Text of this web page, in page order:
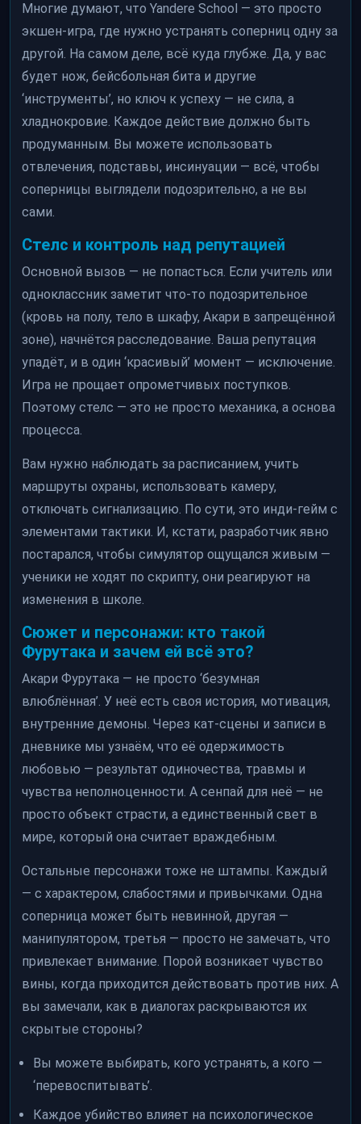
Многие думают, что Yandere School — это просто
экшен-игра, где нужно устранять соперниц одну за
другой. На самом деле, всё куда глубже. Да, у вас
будет нож, бейсбольная бита и другие
‘инструменты’, но ключ к успеху — не сила, а
хладнокровие. Каждое действие должно быть
продуманным. Вы можете использовать
отвлечения, подставы, инсинуации — всё, чтобы
соперницы выглядели подозрительно, а не вы
сами.
Стелс и контроль над репутацией
Основной вызов — не попасться. Если учитель или
одноклассник заметит что-то подозрительное
(кровь на полу, тело в шкафу, Акари в запрещённой
зоне), начнётся расследование. Ваша репутация
упадёт, и в один ‘красивый’ момент — исключение.
Игра не прощает опрометчивых поступков.
Поэтому стелс — это не просто механика, а основа
процесса.
Вам нужно наблюдать за расписанием, учить
маршруты охраны, использовать камеру,
отключать сигнализацию. По сути, это инди-гейм с
элементами тактики. И, кстати, разработчик явно
постарался, чтобы симулятор ощущался живым —
ученики не ходят по скрипту, они реагируют на
изменения в школе.
Сюжет и персонажи: кто такой
Фурутака и зачем ей всё это?
Акари Фурутака — не просто ‘безумная
влюблённая’. У неё есть своя история, мотивация,
внутренние демоны. Через кат-сцены и записи в
дневнике мы узнаём, что её одержимость
любовью — результат одиночества, травмы и
чувства неполноценности. А сенпай для неё — не
просто объект страсти, а единственный свет в
мире, который она считает враждебным.
Остальные персонажи тоже не штампы. Каждый
— с характером, слабостями и привычками. Одна
соперница может быть невинной, другая —
манипулятором, третья — просто не замечать, что
привлекает внимание. Порой возникает чувство
вины, когда приходится действовать против них. А
вы замечали, как в диалогах раскрываются их
скрытые стороны?
Вы можете выбирать, кого устранять, а кого —
‘перевоспитывать’.
Каждое убийство влияет на психологическое